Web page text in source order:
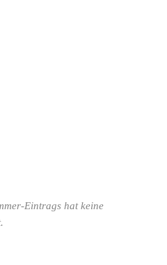
Eintrags hat keine